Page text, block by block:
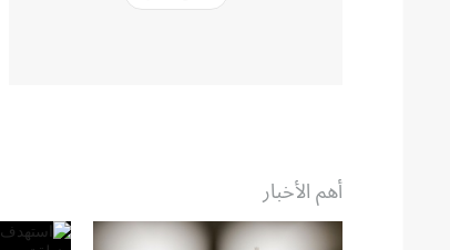
أهم الأخبار